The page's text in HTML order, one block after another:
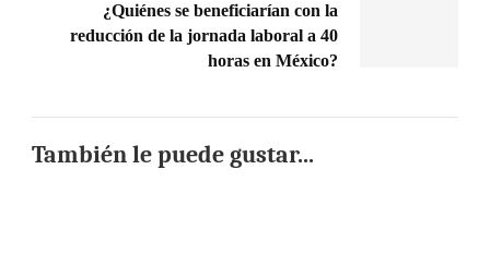
¿Quiénes se beneficiarían con la
reducción de la jornada laboral a 40
horas en México?
También le puede gustar...